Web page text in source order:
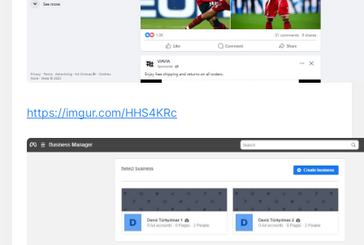
https://imgur.com/HHS4KRc